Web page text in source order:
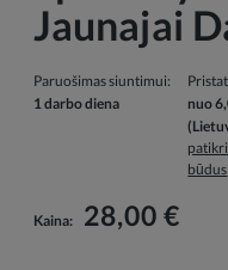
Jaunajai
Paruošimas siuntimui:
1 darbo diena
nuo
Į kainą neįskaičiuotos
būdus
Kaina: 28,00 €